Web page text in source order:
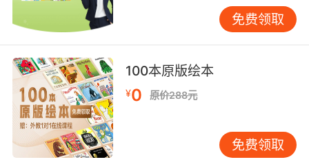
互动式教学
段。通过游戏、角色扮演等活动，孩子能在轻松
愉快的氛围中学习语言。例如，可以组织一个“猜
动作”的游戏，教师做出气喘吁吁的动作，让孩子
用英语描述并猜测动作的含义。这种游戏不仅能
激发孩子的学习兴趣，还能增强他们的语言反应
能力。
免费领取
100本原版绘本
¥0 原价288元
免费领取